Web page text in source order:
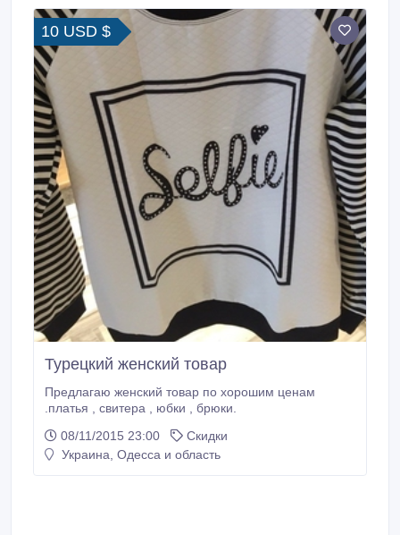
10 USD $
Турецкий женский товар
Предлагаю женский товар по хорошим ценам
.платья , свитера , юбки , брюки.
08/11/2015 23:00
Скидки
Украина, Одесса и область